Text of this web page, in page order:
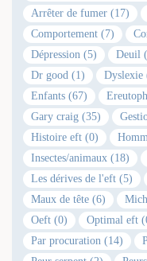
Arrêter de fumer (17)
Comportement (7)
Dépression (5)
Deuil
Dr good (1)
Dyslexie
Enfants (67)
Gary craig (35)
Histoire eft (0)
Insectes/animaux (18)
Les dérives de l'eft (5)
Maux de tête (6)
Oeft (0)
Optimal eft
Par procuration (14)